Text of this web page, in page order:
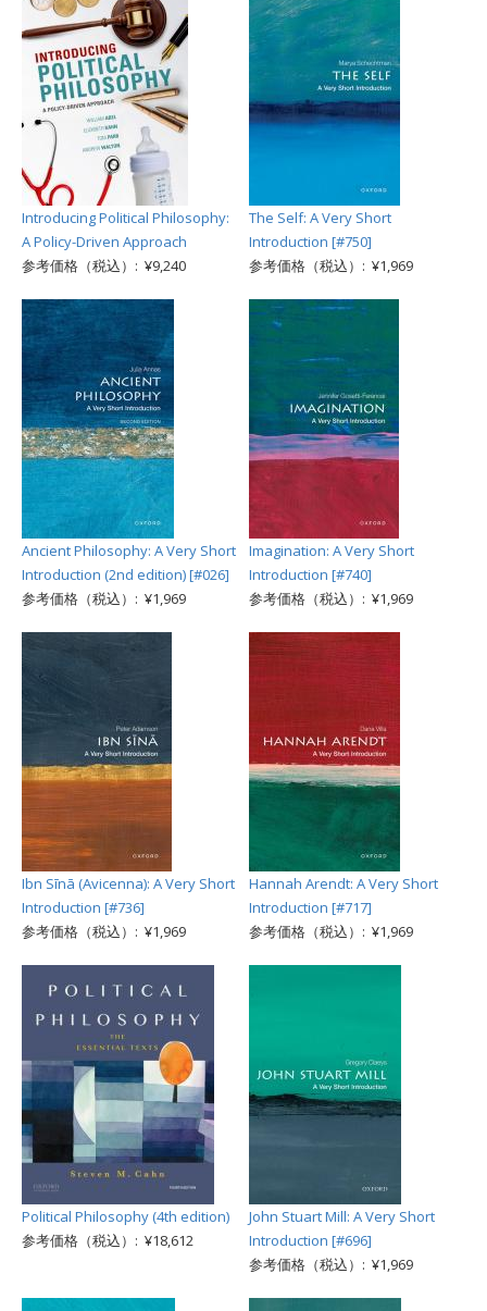
Introducing Political Philosophy:
A Policy-Driven Approach
参考価格（税込）: ¥9,240
The Self: A Very Short
Introduction [#750]
参考価格（税込）: ¥1,969
Ancient Philosophy: A Very Short
Introduction (2nd edition) [#026]
参考価格（税込）: ¥1,969
Imagination: A Very Short
Introduction [#740]
参考価格（税込）: ¥1,969
Ibn Sīnā (Avicenna): A Very Short
Introduction [#736]
参考価格（税込）: ¥1,969
Hannah Arendt: A Very Short
Introduction [#717]
参考価格（税込）: ¥1,969
Political Philosophy (4th edition)
参考価格（税込）: ¥18,612
John Stuart Mill: A Very Short
Introduction [#696]
参考価格（税込）: ¥1,969